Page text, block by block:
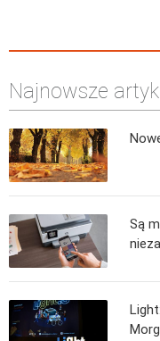
Najnowsze
Są